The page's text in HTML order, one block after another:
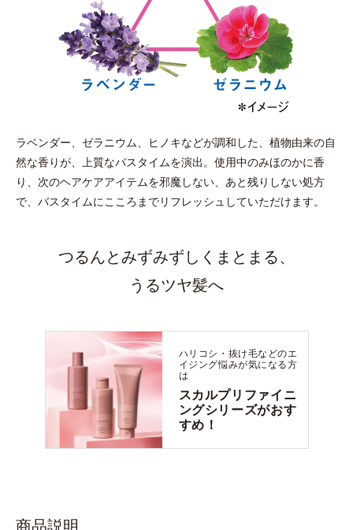
ラベンダー、ゼラニウム、ヒノキなどが調和した、植物由来の自
然な香りが、上質なバスタイムを演出。 使用中のみほのかに香
り、次のヘアケアアイテムを邪魔しない、あと残りしない処方
で、バスタイムにこころまでリフレッシュしていただけます。
つるんとみずみずしくまとまる、
うるツヤ髪へ
ハリコシ・抜け毛などのエ
イジング悩みが気になる方
は
スカルプリファイニ
ングシリーズがおす
すめ！